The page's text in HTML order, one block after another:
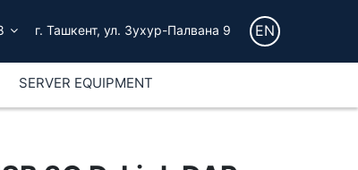
г. Ташкент, ул. Зухур-Палвана 9 EN
SERVER EQUIPMENT